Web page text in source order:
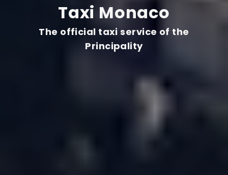
Taxi Monaco
The official taxi service of the
Principality